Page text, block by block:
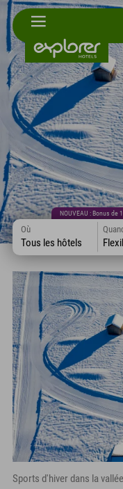
NOUVEAU : Bonus de
Où
Tous les hôtels
Quand
Sports d'hiver dans la